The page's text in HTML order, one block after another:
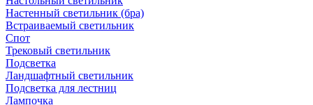
Настенный светильник (бра)
Встраиваемый светильник
Спот
Трековый светильник
Подсветка
Ландшафтный светильник
Подсветка для лестниц
Лампочка